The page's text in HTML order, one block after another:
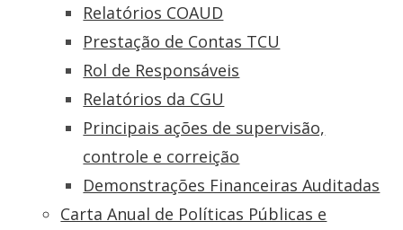
Relatórios COAUD
Prestação de Contas TCU
Rol de Responsáveis
Relatórios da CGU
Principais ações de supervisão,
controle e correição
Demonstrações Financeiras Auditadas
Carta Anual de Políticas Públicas e